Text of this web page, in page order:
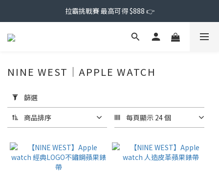
拉霸挑戰賽 最高可得 $888 👉
用
篩
選
(0/20)
價格
(NT$)
NINE WEST｜APPLE WATCH
篩選
商品排序 每頁顯示 24 個